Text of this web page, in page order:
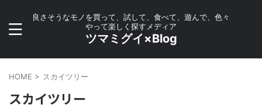
良さそうなモノを買って、試して、食べて、遊んで、色々
やって楽しく探すメディア
ツマミグイ×Blog
HOME > スカイツリー
スカイツリー